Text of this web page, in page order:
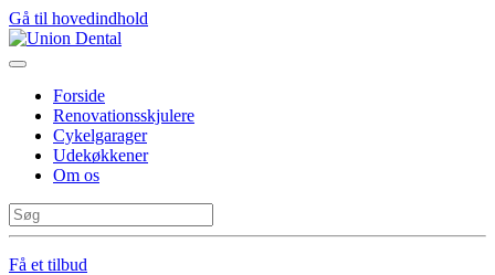
Gå til hovedindhold
Forside
Renovationsskjulere
Cykelgarager
Udekøkkener
Om os
Få et tilbud